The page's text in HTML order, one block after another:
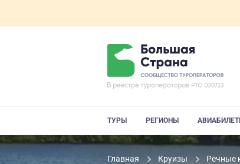
ТУРЫ РЕГИОНЫ
Главная Круизы Речные